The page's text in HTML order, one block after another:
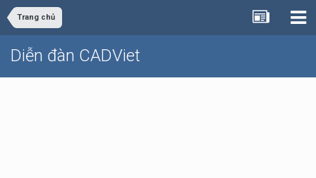
Trang chủ
Diễn đàn CADViet